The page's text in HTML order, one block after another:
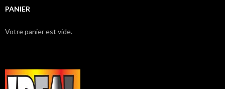
PANIER
Votre panier est vide.